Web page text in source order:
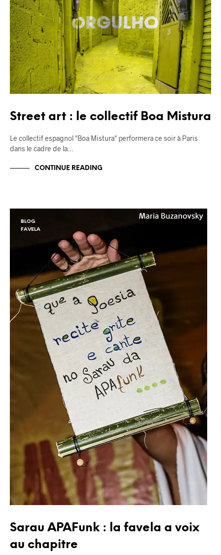
Street art : le collectif Boa Mistura
Le collectif espagnol "Boa Mistura" performera ce soir à Paris
dans le cadre de la…
CONTINUE READING
BLOG
FAVELA
Sarau APAFunk : la favela a voix
au chapitre